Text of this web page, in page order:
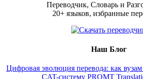
Переводчик, Словарь и
20+ языков, избранные
Наш Блог
Цифровая эволюция перевода: как
CAT-систему PROMT